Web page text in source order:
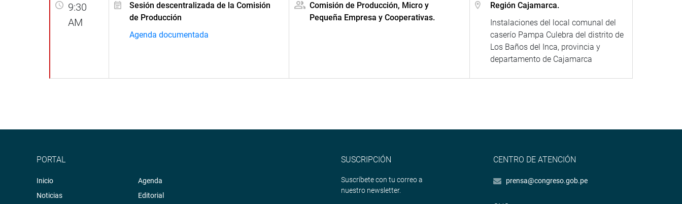
9:30
AM
Sesión descentralizada de la Comisión
de Producción
Agenda documentada
Comisión de Producción, Micro y
Pequeña Empresa y Cooperativas.
Región Cajamarca.
Instalaciones del local comunal del
caserío Pampa Culebra del distrito de
Los Baños del Inca, provincia y
departamento de Cajamarca
PORTAL
Inicio
Noticias
Agenda
Editorial
SUSCRIPCIÓN
Suscríbete con tu correo a
nuestro newsletter.
CENTRO DE ATENCIÓN
prensa@congreso.gob.pe